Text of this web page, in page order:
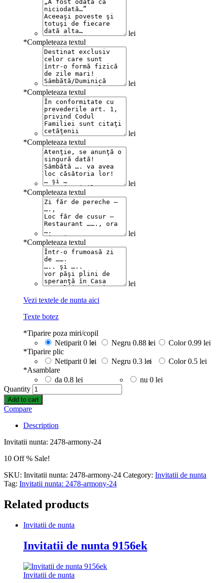
lei
*Completeaza textul
lei
*Completeaza textul
lei
*Completeaza textul
lei
*Completeaza textul
lei
*Completeaza textul
lei
Vezi textele de nunta aici
Texte botez
*Tiparire poza miri/copil
Netiparit 0 lei Negru 0.88 lei Color 0.99 lei
*Tiparire plic
Netiparit 0 lei Negru 0.3 lei Color 0.5 lei
*Asamblare
da 0.8 lei nu 0 lei
Quantity
Add to cart
Compare
Description
Invitatii nunta: 2478-armony-24
10 Off % Sale!
SKU: Invitatii nunta: 2478-armony-24 Category: Invitatii de nunta
Tag: Invitatii nunta: 2478-armony-24
Related products
Invitatii de nunta
Invitatii de nunta 9156ek
Invitatii de nunta